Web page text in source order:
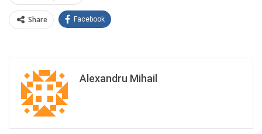
Share Facebook
Alexandru Mihail